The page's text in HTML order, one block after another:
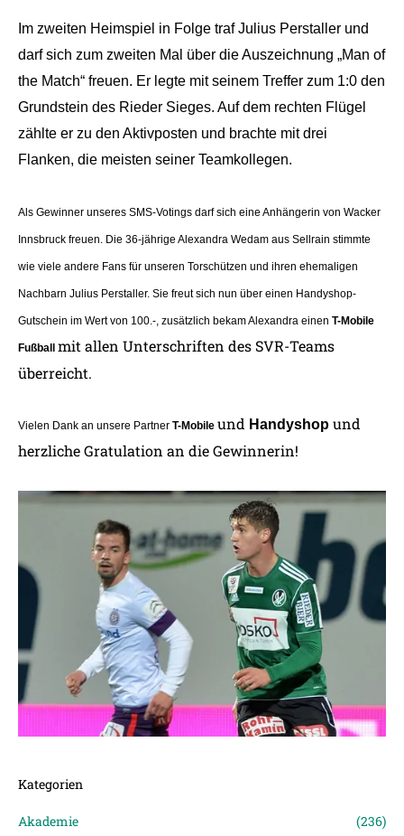
Im zweiten Heimspiel in Folge traf Julius Perstaller und
darf sich zum zweiten Mal über die Auszeichnung „Man of
the Match“ freuen. Er legte mit seinem Treffer zum 1:0 den
Grundstein des Rieder Sieges. Auf dem rechten Flügel
zählte er zu den Aktivposten und brachte mit drei
Flanken, die meisten seiner Teamkollegen.
Als Gewinner unseres SMS-Votings darf sich eine Anhängerin von Wacker
Innsbruck freuen. Die 36-jährige Alexandra Wedam aus Sellrain stimmte
wie viele andere Fans für unseren Torschützen und ihren ehemaligen
Nachbarn Julius Perstaller. Sie freut sich nun über einen Handyshop-
Gutschein im Wert von 100.-, zusätzlich bekam Alexandra einen T-Mobile
Fußball
mit allen Unterschriften des SVR-Teams
überreicht.
Vielen Dank an unsere Partner T-Mobile und Handyshop und
herzliche Gratulation an die Gewinnerin!
Kategorien
Akademie (236)